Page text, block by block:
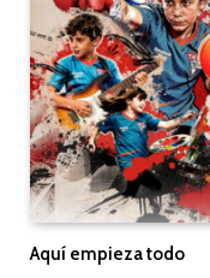
Aquí empieza todo